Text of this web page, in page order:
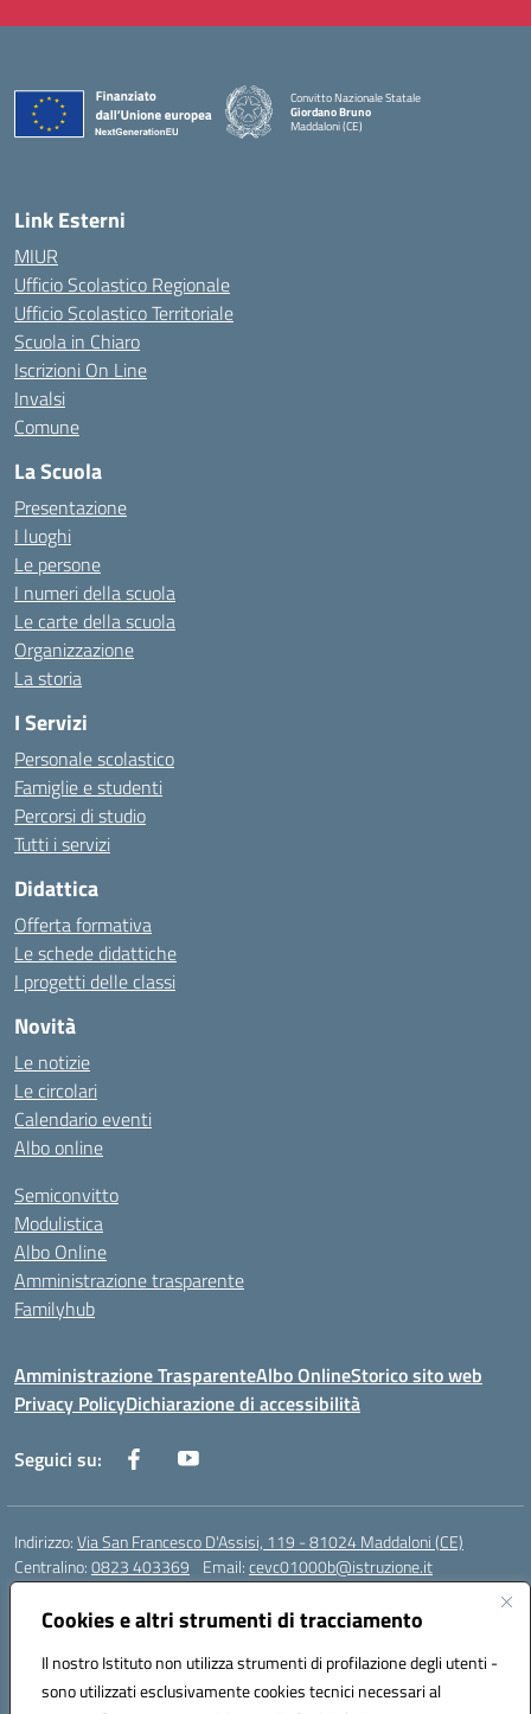
Cookies e altri strumenti di tracciamento
Il nostro Istituto non utilizza strumenti di profilazione degli utenti -
sono utilizzati esclusivamente cookies tecnici necessari al
Convitto Nazionale Statale
Giordano Bruno
Maddaloni (CE)
Link Esterni
MIUR
Ufficio Scolastico Regionale
Ufficio Scolastico Territoriale
Scuola in Chiaro
Iscrizioni On Line
Invalsi
Comune
La Scuola
Presentazione
I luoghi
Le persone
I numeri della scuola
Le carte della scuola
Organizzazione
La storia
I Servizi
Personale scolastico
Famiglie e studenti
Percorsi di studio
Tutti i servizi
Didattica
Offerta formativa
Le schede didattiche
I progetti delle classi
Novità
Le notizie
Le circolari
Calendario eventi
Albo online
Semiconvitto
Modulistica
Albo Online
Amministrazione trasparente
Familyhub
Amministrazione TrasparenteAlbo OnlineStorico sito web
Privacy PolicyDichiarazione di accessibilità
Seguici su:
Indirizzo:Via San Francesco D'Assisi, 119 - 81024 Maddaloni (CE)
Centralino:0823 403369 Email:cevc01000b@istruzione.it
Posta elettronica certificata (PEC):
Codice fiscale: 80004990612 (Convitto) - 93044680614 (Scuole
Annesse)
Codice meccanografico:CEVC01000B